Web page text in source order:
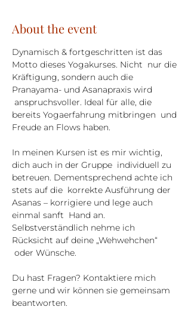
About the event
Dynamisch & fortgeschritten ist das
Motto dieses Yogakurses. Nicht  nur die
Kräftigung, sondern auch die
Pranayama- und Asanapraxis wird
anspruchsvoller. Ideal für alle, die
bereits Yogaerfahrung mitbringen  und
Freude an Flows haben.
In meinen Kursen ist es mir wichtig,
dich auch in der Gruppe  individuell zu
betreuen. Dementsprechend achte ich
stets auf die  korrekte Ausführung der
Asanas – korrigiere und lege auch
einmal sanft  Hand an.
Selbstverständlich nehme ich
Rücksicht auf deine „Wehwehchen“
oder Wünsche.
Du hast Fragen? Kontaktiere mich
gerne und wir können sie gemeinsam
beantworten.